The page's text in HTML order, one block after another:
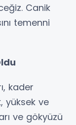
Canik
temenni
kader
yüksek ve
ve gökyüzü